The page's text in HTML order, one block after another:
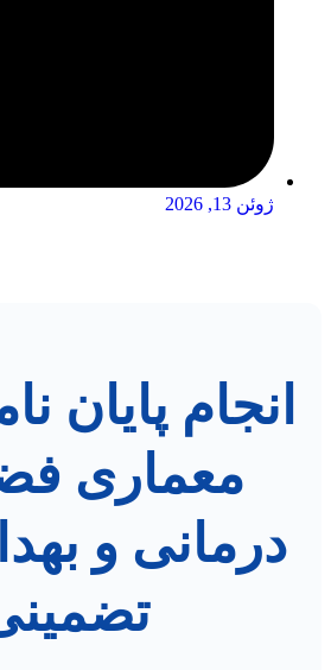
ژوئن 13, 2026
انجام پایان
معماری
درمانی و